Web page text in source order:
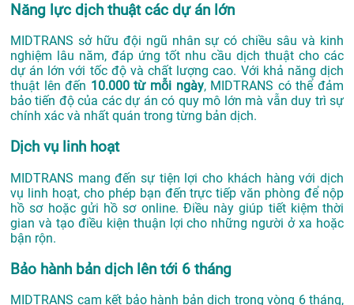
Năng lực dịch thuật các dự án lớn
MIDTRANS sở hữu đội ngũ nhân sự có chiều sâu và kinh
nghiệm lâu năm, đáp ứng tốt nhu cầu dịch thuật cho các
dự án lớn với tốc độ và chất lượng cao. Với khả năng dịch
thuật lên đến 10.000 từ mỗi ngày, MIDTRANS có thể đảm
bảo tiến độ của các dự án có quy mô lớn mà vẫn duy trì sự
chính xác và nhất quán trong từng bản dịch.
Dịch vụ linh hoạt
MIDTRANS mang đến sự tiện lợi cho khách hàng với dịch
vụ linh hoạt, cho phép bạn đến trực tiếp văn phòng để nộp
hồ sơ hoặc gửi hồ sơ online. Điều này giúp tiết kiệm thời
gian và tạo điều kiện thuận lợi cho những người ở xa hoặc
bận rộn.
Bảo hành bản dịch lên tới 6 tháng
MIDTRANS cam kết bảo hành bản dịch trong vòng 6 tháng,